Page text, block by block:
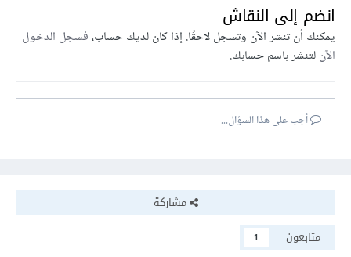
انضم إلى النقاش
يمكنك أن تنشر الآن وتسجل لاحقًا. إذا كان لديك حساب،فسجل الدخول
الآنلتنشر باسم حسابك.
أجب على هذا السؤال...
مشاركة
متابعون
1